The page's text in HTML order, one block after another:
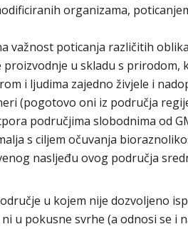
organizama,
važnost poticanja različitih
u skladu s prirodom,
i ljudima zajedno živjele i
(pogotovo oni iz područja
područjima slobodnima od
s ciljem očuvanja
nasljeđu ovog područja
u kojem nije dozvoljeno
u pokusne svrhe (a odnosi se i